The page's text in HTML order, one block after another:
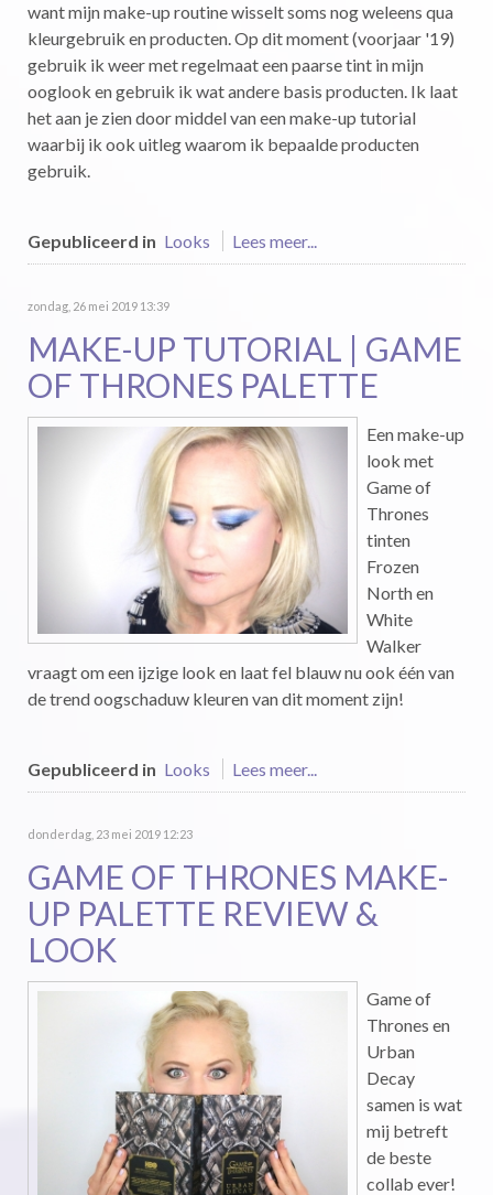
want mijn make-up routine wisselt soms nog weleens qua
kleurgebruik en producten. Op dit moment (voorjaar '19)
gebruik ik weer met regelmaat een paarse tint in mijn
ooglook en gebruik ik wat andere basis producten. Ik laat
het aan je zien door middel van een make-up tutorial
waarbij ik ook uitleg waarom ik bepaalde producten
gebruik.
Gepubliceerd in Looks Lees meer...
zondag, 26 mei 2019 13:39
MAKE-UP TUTORIAL | GAME
OF THRONES PALETTE
Een make-up
look met
Game of
Thrones
tinten
Frozen
North en
White
Walker
vraagt om een ijzige look en laat fel blauw nu ook één van
de trend oogschaduw kleuren van dit moment zijn!
Gepubliceerd in Looks Lees meer...
donderdag, 23 mei 2019 12:23
GAME OF THRONES MAKE-
UP PALETTE REVIEW &
LOOK
Game of
Thrones en
Urban
Decay
samen is wat
mij betreft
de beste
collab ever!